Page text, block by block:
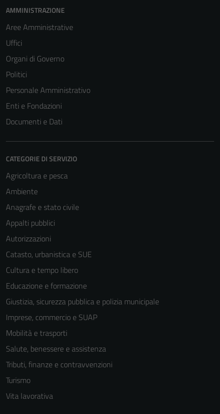
AMMINISTRAZIONE
Aree Amministrative
Uffici
Organi di Governo
Politici
Personale Amministrativo
Enti e Fondazioni
Documenti e Dati
CATEGORIE DI SERVIZIO
Agricoltura e pesca
Ambiente
Anagrafe e stato civile
Appalti pubblici
Autorizzazioni
Catasto, urbanistica e SUE
Cultura e tempo libero
Educazione e formazione
Giustizia, sicurezza pubblica e polizia municipale
Imprese, commercio e SUAP
Mobilità e trasporti
Salute, benessere e assistenza
Tributi, finanze e contravvenzioni
Turismo
Vita lavorativa